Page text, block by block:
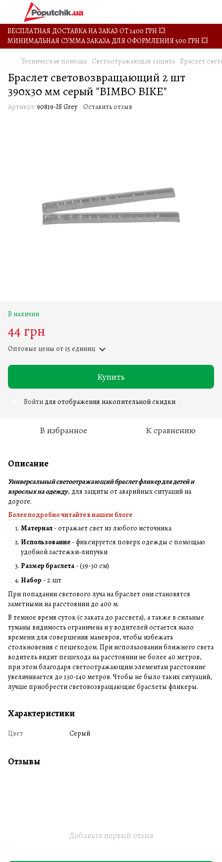
БЕСПЛАТНАЯ ДОСТАВКА НА ЗАКАЗ ОТ 1400 ГРН 💥
МИНИМАЛЬНАЯ СУММА ЗАКАЗА ДЛЯ ОФОРМЛЕНИЯ 500 ГРН 💥
Техническая помощь Светоотражающая защита Браслет
Браслет световозвращающий 2 шт
390х30 мм серый "BIMBO BIKE"
Артикул:90819-IS Grey Оставить отзыв
В наличии
44 грн
Оптовые цены от 15 единиц
Купить
Войти для отображения накопительной скидки
В избранное К сравнению
Описание
Универсальный светоотражающий браслет фликер для детей и
взрослых на одежду, для защиты от аварийных ситуаций на
дороге.
Более подробно читайте в нашем блоге
Материал - отражает свет из любого источника
Использование - фиксируется поверх одежды с помощью
удобной застежки-липучки
Размер браслета - (39-30 см)
Набор - 2 шт
При попадании светового луча на браслет они становятся
заметными на расстоянии до 400 м.
В темное время суток (с заката до рассвета), а также в сильные
туманы видимость ограничена и у водителей остается мало
времени для совершения маневров, чтобы избежать
столкновения с пешеходом. При использовании ближнего света
водитель видит пешехода на расстоянии не более 40 метров,
при этом благодаря светоотражающим элементам расстояние
увеличивается до 130-140 метров. Чтобы не было таких ситуаций,
лучше приобрести световозвращающие браслеты фликеры.
Характеристики
Цвет Серый
Отзывы
Добавьте первый отзыв